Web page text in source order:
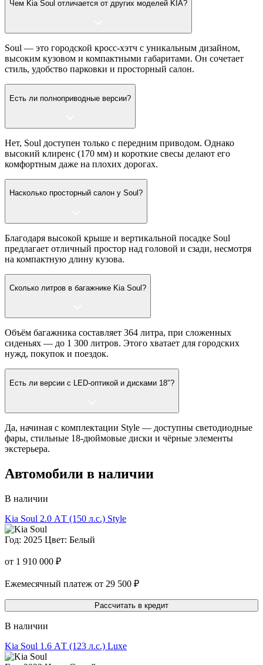
Чем Kia Soul отличается от других моделей KIA?
Soul — это городской кросс-хэтч с уникальным дизайном,
высоким кузовом и компактными габаритами. Он сочетает
стиль, удобство парковки и просторный салон.
Есть ли полноприводные версии?
Нет, Soul доступен только с передним приводом. Однако
высокий клиренс (170 мм) и короткие свесы делают его
комфортным даже на плохих дорогах.
Насколько просторный салон у Soul?
Благодаря высокой крыше и вертикальной посадке Soul
предлагает отличный простор над головой и сзади, несмотря
на компактную длину кузова.
Сколько литров в багажнике Kia Soul?
Объём багажника составляет 364 литра, при сложенных
сиденьях — до 1 300 литров. Этого хватает для городских
нужд, покупок и поездок.
Есть ли версии с LED-оптикой и дисками 18″?
Да, начиная с комплектации Style — доступны светодиодные
фары, стильные 18-дюймовые диски и чёрные элементы
экстерьера.
Автомобили в наличии
В наличии
Kia Soul 2.0 АT (150 л.с.) Style
Год: 2025 Цвет: Белый
от 1 910 000 ₽
Ежемесячный платеж от 29 500 ₽
Рассчитать в кредит
В наличии
Kia Soul 1.6 АT (123 л.с.) Luxe